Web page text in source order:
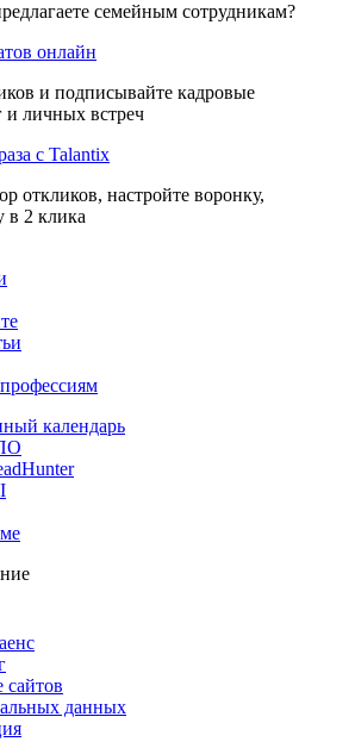
семейным сотрудникам?
онлайн
и подписывайте кадровые
и личных встреч
с Talantix
откликов, настройте воронку,
в 2 клика
календарь
сайтов
данных